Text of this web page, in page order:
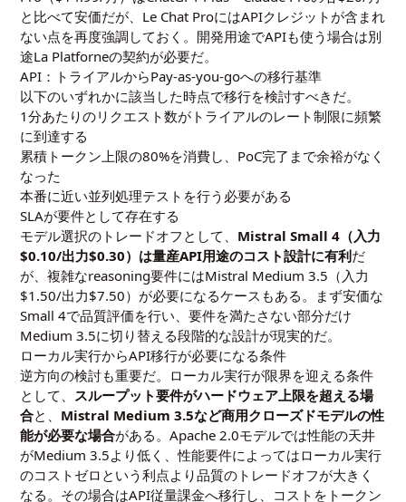
と比べて安価だが、Le Chat ProにはAPIクレジットが含まれ
ない点を再度強調しておく。開発用途でAPIも使う場合は別
途La Platforneの契約が必要だ。
API：トライアルからPay-as-you-goへの移行基準
以下のいずれかに該当した時点で移行を検討すべきだ。
1分あたりのリクエスト数がトライアルのレート制限に頻繁
に到達する
累積トークン上限の80%を消費し、PoC完了まで余裕がなく
なった
本番に近い並列処理テストを行う必要がある
SLAが要件として存在する
モデル選択のトレードオフとして、 Mistral Small 4（入力
$0.10/出力$0.30）は量産API用途のコスト設計に有利だ
が、複雑なreasoning要件にはMistral Medium 3.5（入力
$1.50/出力$7.50）が必要になるケースもある。まず安価な
Small 4で品質評価を行い、要件を満たさない部分だけ
Medium 3.5に切り替える段階的な設計が現実的だ。
ローカル実行からAPI移行が必要になる条件
逆方向の検討も重要だ。ローカル実行が限界を迎える条件
として、 スループット要件がハードウェア上限を超える場
合と、 Mistral Medium 3.5など商用クローズドモデルの性
能が必要な場合がある。Apache 2.0モデルでは性能の天井
がMedium 3.5より低く、性能要件によってはローカル実行
のコストゼロという利点より品質のトレードオフが大きく
なる。その場合はAPI従量課金へ移行し、コストをトークン